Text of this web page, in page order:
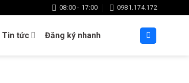
08:00 - 17:00 0981.174.172
Tin tức Đăng ký nhanh